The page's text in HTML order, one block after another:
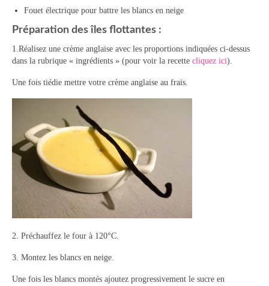
Bavarois Charlottes Mousses
Brownies Cookies Muffins
Caramel Compotes Confitures
Clafoutis Crèmes Flans
Crumbles Gâteaux secs Sablés
Friandises Mignardises
Gâteaux Tartes
Fouet électrique pour battre les blancs en neige
Préparation des îles flottantes :
1.Réalisez une crème anglaise avec les proportions indiquées ci-dessus
dans la rubrique « ingrédients » (pour voir la recette cliquez ici).
Une fois tiédie mettre votre crème anglaise au frais.
2. Préchauffez le four à 120°C.
3. Montez les blancs en neige.
Une fois les blancs montés ajoutez progressivement le sucre en